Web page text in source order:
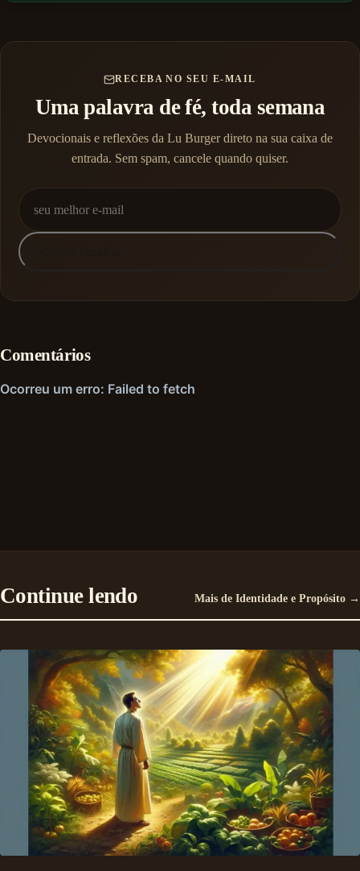
RECEBA NO SEU E-MAIL
Uma palavra de fé, toda semana
Devocionais e reflexões da Lu Burger direto na sua caixa de
entrada. Sem spam, cancele quando quiser.
Comentários
Continue lendo Mais de Identidade e Propósito →